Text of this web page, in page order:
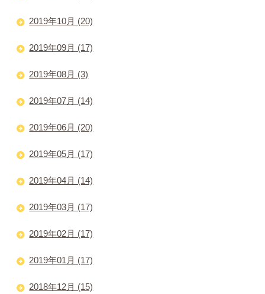
2019年10月 (20)
2019年09月 (17)
2019年08月 (3)
2019年07月 (14)
2019年06月 (20)
2019年05月 (17)
2019年04月 (14)
2019年03月 (17)
2019年02月 (17)
2019年01月 (17)
2018年12月 (15)